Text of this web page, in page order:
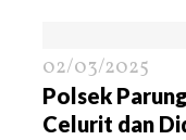
02/03/2025
Polsek
Celurit dan